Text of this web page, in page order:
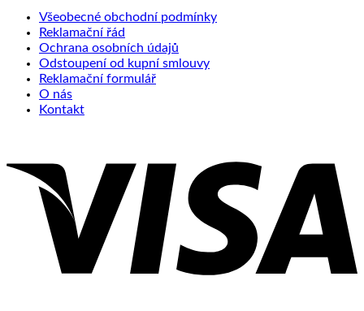
Všeobecné obchodní podmínky
Reklamační řád
Ochrana osobních údajů
Odstoupení od kupní smlouvy
Reklamační formulář
O nás
Kontakt